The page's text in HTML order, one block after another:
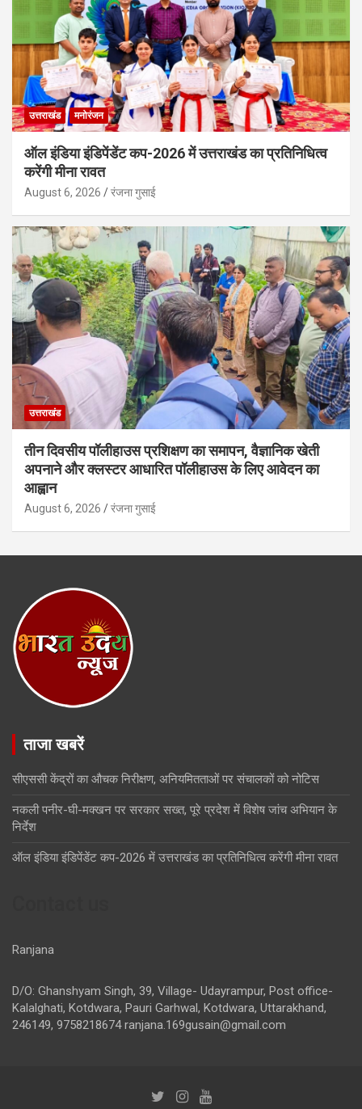
उत्तराखंड मनोरंजन
ऑल इंडिया इंडिपेंडेंट कप-2026 में उत्तराखंड का प्रतिनिधित्व
करेंगी मीना रावत
August 6, 2026 रंजना गुसाई
उत्तराखंड
तीन दिवसीय पॉलीहाउस प्रशिक्षण का समापन, वैज्ञानिक खेती
अपनाने और क्लस्टर आधारित पॉलीहाउस के लिए आवेदन का
आह्वान
August 6, 2026 रंजना गुसाई
ताजा खबरें
सीएससी केंद्रों का औचक निरीक्षण, अनियमितताओं पर संचालकों को नोटिस
नकली पनीर-घी-मक्खन पर सरकार सख्त, पूरे प्रदेश में विशेष जांच अभियान के
निर्देश
ऑल इंडिया इंडिपेंडेंट कप-2026 में उत्तराखंड का प्रतिनिधित्व करेंगी मीना रावत
Ranjana
D/O: Ghanshyam Singh, 39, Village- Udayrampur, Post office-
Kalalghati, Kotdwara, Pauri Garhwal, Kotdwara, Uttarakhand,
246149, 9758218674ranjana.169gusain@gmail.com